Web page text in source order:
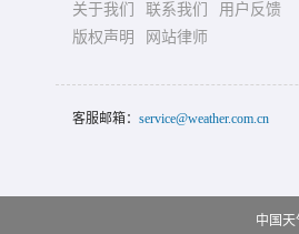
关于我们 联系我们
用户反馈
版权声明
网站律师
客服邮箱： service@weather.com.cn
中国